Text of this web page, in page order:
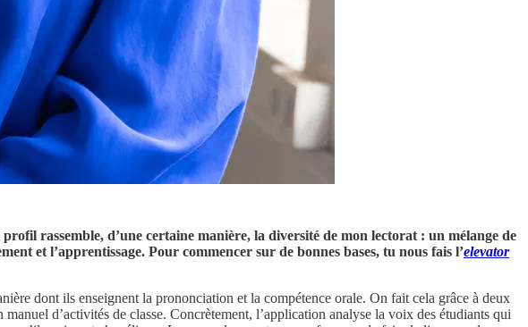
rassemble, d’une certaine manière, la diversité de mon lectorat : un mélange de
et l’apprentissage. Pour commencer sur de bonnes bases, tu nous fais l’elevator
dont ils enseignent la prononciation et la compétence orale. On fait cela grâce à deux
d’activités de classe. Concrètement, l’application analyse la voix des étudiants qui